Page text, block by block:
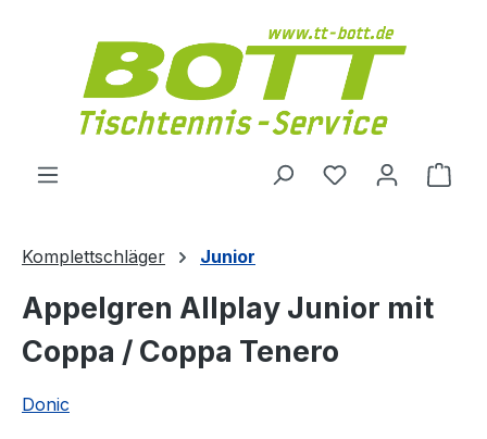
Du hast 0
Komplettschläger Junior
Appelgren Allplay Junior mit
Coppa / Coppa Tenero
Donic